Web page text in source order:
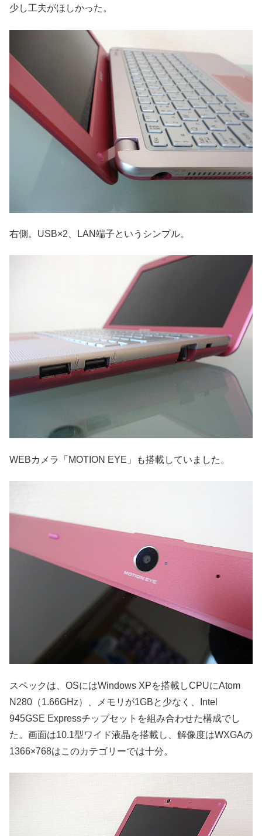
少し工夫がほしかった。
右側。USB×2、LAN端子というシンプル。
WEBカメラ「MOTION EYE」も搭載していました。
スペックは、OSにはWindows XPを搭載しCPUにAtom
N280（1.66GHz）、メモリが1GBと少なく、Intel
945GSE Expressチップセットを組み合わせた構成でし
た。画面は10.1型ワイド液晶を搭載し、解像度はWXGAの
1366×768はこのカテゴリーでは十分。